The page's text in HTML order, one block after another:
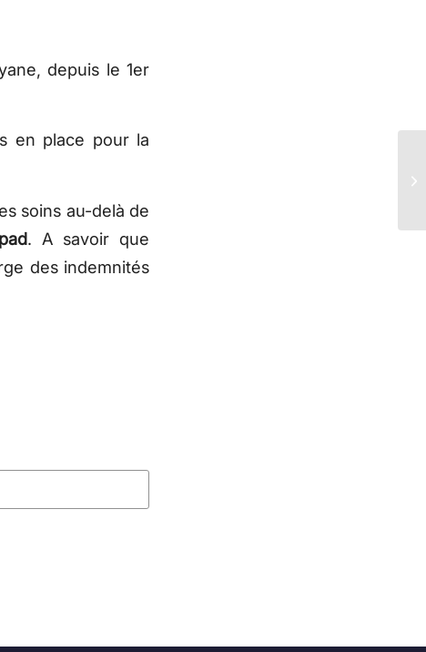
depuis le 1er
en place pour la
soins au-delà de
. A savoir que
des indemnités